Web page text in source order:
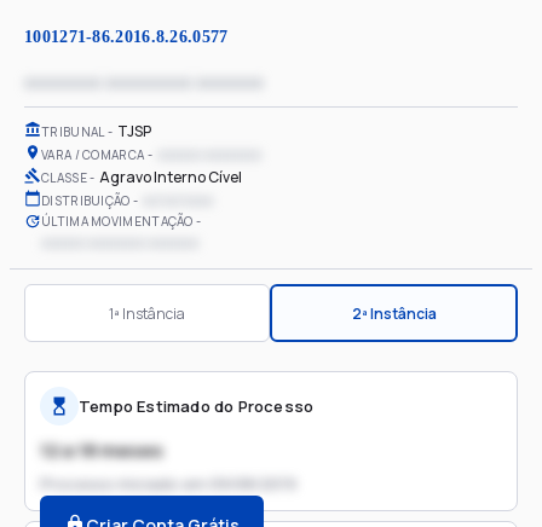
1001271-86.2016.8.26.0577
TRIBUNAL TJSP
VARA / COMARCA
CLASSE Agravo Interno Cível
DISTRIBUIÇÃO
ÚLTIMA MOVIMENTAÇÃO
1ª Instância 2ª Instância
Tempo Estimado do Processo
12 a 18 meses
Processo iniciado em